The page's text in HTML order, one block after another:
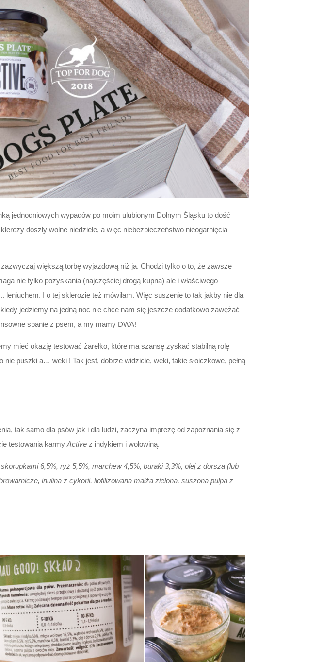
jednodniowych wypadów po moim ulubionym Dolnym Śląsku to dość
doszły wolne niedziele, a więc niebezpieczeństwo nieogarnięcia
większą torbę wyjazdową niż ja. Chodzi tylko o to, że zawsze
nie tylko pozyskania (najczęściej drogą kupna) ale i właściwego
I o tej sklerozie też mówiłam. Więc suszenie to tak jakby nie dla
jedziemy na jedną noc nie chce nam się jeszcze dodatkowo zawężać
spanie z psem, a my mamy DWA!
mieć okazję testować żarełko, które ma szansę zyskać stabilną rolę
puszki a… weki ! Tak jest, dobrze widzicie, weki, takie słoiczkowe, pełną
tak samo dla psów jak i dla ludzi, zaczyna imprezę od zapoznania się z
testowania karmy Active z indykiem i wołowiną.
6,5%, ryż 5,5%, marchew 4,5%, buraki 3,3%, olej z dorsza (lub
inulina z cykorii, liofilizowana małża zielona, suszona pulpa z